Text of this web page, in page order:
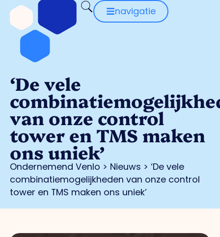
navigatie
‘De vele
van onze control
tower en TMS maken
ons uniek’
Ondernemend Venlo > Nieuws > ‘De vele
combinatiemogelijkheden van onze control
tower en TMS maken ons uniek’